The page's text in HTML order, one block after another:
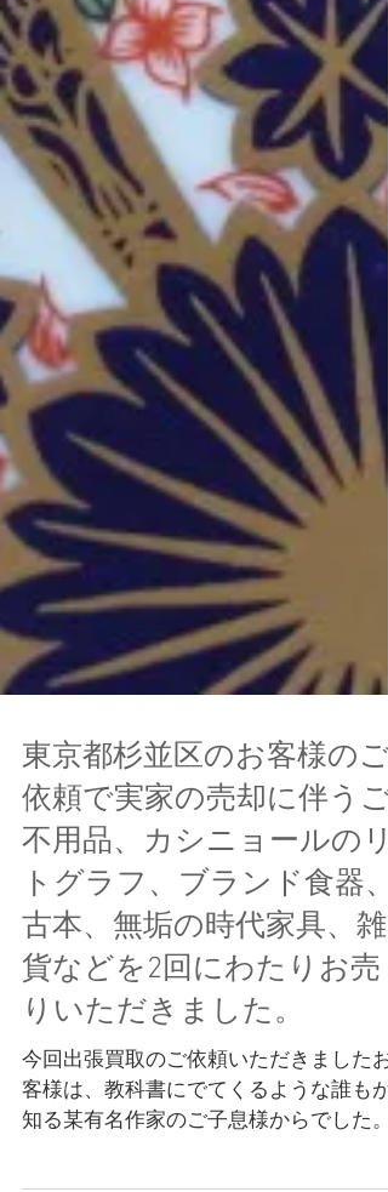
東京都杉並区のお客様のご
依頼で実家の売却に伴うご
不用品、カシニョールのリ
トグラフ、ブランド食器、
古本、無垢の時代家具、雑
貨などを2回にわたりお売
りいただきました。
今回出張買取のご依頼いただきましたお
知る某有名作家のご子息様からでした。